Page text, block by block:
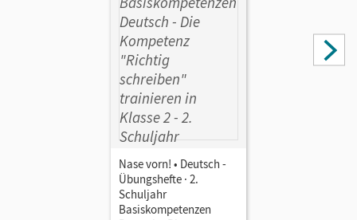
Nase vorn! • Deutsch -
Übungshefte · 2.
Schuljahr
Basiskompetenzen